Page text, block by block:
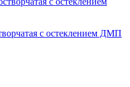
с остеклением ДМП